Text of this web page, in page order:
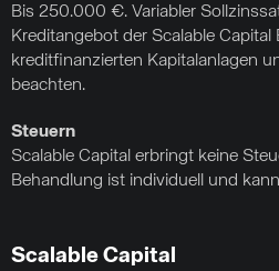
Bis 250.000 €. Variabler
Kreditangebot der Scalable Capital
kreditfinanzierten Kapitalanlagen
beachten.
Steuern
Scalable Capital erbringt keine
Behandlung ist individuell und
Scalable Capital